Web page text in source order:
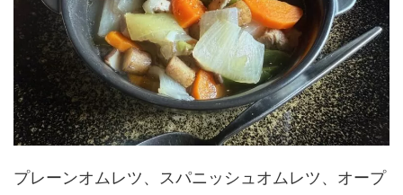
プレーンオムレツ、スパニッシュオムレツ、オープ